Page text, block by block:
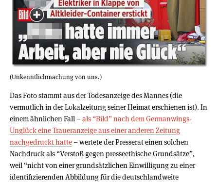
(Unkenntlichmachung von uns.)
Das Foto stammt aus der Todesanzeige des Mannes (die
vermutlich in der Lokalzeitung seiner Heimat erschienen ist). In
einem ähnlichen Fall – als “Bild” nach dem Germanwings-
Unglück eine Traueranzeige aus einer anderen Zeitung
nachgedruckt hatte– wertete der Presserat einen solchen
Nachdruck als “Verstoß gegen presseethische Grundsätze”,
weil “nicht von einer grundsätzlichen Einwilligung zu einer
identifizierenden Abbildung für die deutschlandweite